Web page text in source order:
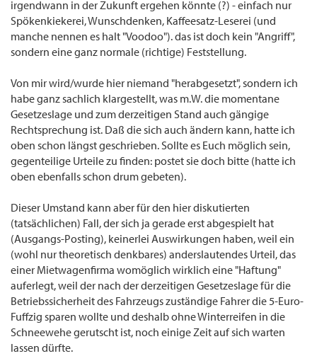
irgendwann in der Zukunft ergehen könnte (?) - einfach nur
Spökenkiekerei, Wunschdenken, Kaffeesatz-Leserei (und
manche nennen es halt "Voodoo"). das ist doch kein "Angriff",
sondern eine ganz normale (richtige) Feststellung.
Von mir wird/wurde hier niemand "herabgesetzt", sondern ich
habe ganz sachlich klargestellt, was m.W. die momentane
Gesetzeslage und zum derzeitigen Stand auch gängige
Rechtsprechung ist. Daß die sich auch ändern kann, hatte ich
oben schon längst geschrieben. Sollte es Euch möglich sein,
gegenteilige Urteile zu finden: postet sie doch bitte (hatte ich
oben ebenfalls schon drum gebeten).
Dieser Umstand kann aber für den hier diskutierten
(tatsächlichen) Fall, der sich ja gerade erst abgespielt hat
(Ausgangs-Posting), keinerlei Auswirkungen haben, weil ein
(wohl nur theoretisch denkbares) anderslautendes Urteil, das
einer Mietwagenfirma womöglich wirklich eine "Haftung"
auferlegt, weil der nach der derzeitigen Gesetzeslage für die
Betriebssicherheit des Fahrzeugs zuständige Fahrer die 5-Euro-
Fuffzig sparen wollte und deshalb ohne Winterreifen in die
Schneewehe gerutscht ist, noch einige Zeit auf sich warten
lassen dürfte.